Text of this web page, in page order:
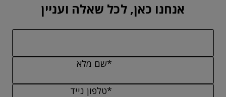
אנחנו כאן, לכל שאלה ועניין
*שם מלא
*טלפון נייד